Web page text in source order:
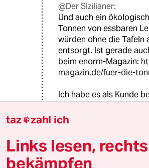
@Der Sizilianer:
Und auch ein
Tonnen von essbaren
würden ohne die Tafeln
entsorgt. Ist gerade
beim enorm-Magazin:
magazin.de/fuer-die-
Ich habe es als Kunde
gesehen: Frischkäse,
Wochen haltbar ist, eine
Backwaren vom Vortag,
Nudeln (halten ewig) aus
Überproduktion. Selbst
vergleichsweise kleinen
taz zahl ich
Links lesen, rechts
bekämpfen